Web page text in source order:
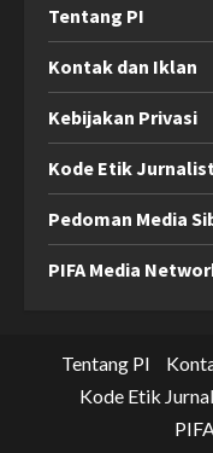
Tentang PI
Kontak dan Iklan
Kebijakan Privasi
Kode Etik
Pedoman Media
PIFA Media
Tentang PI
Kode Etik